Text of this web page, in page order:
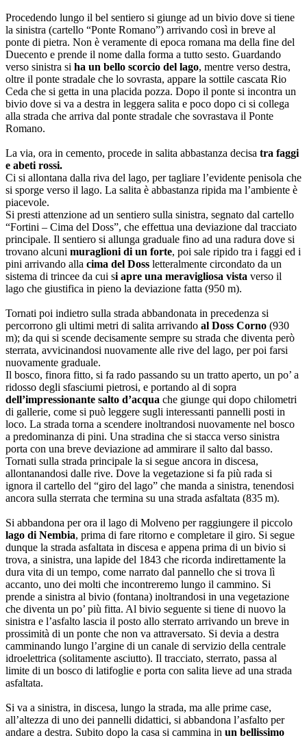
Procedendo lungo il bel sentiero si giunge ad un bivio dove si tiene
la sinistra (cartello “Ponte Romano”) arrivando così in breve al
ponte di pietra. Non è veramente di epoca romana ma della fine del
Duecento e prende il nome dalla forma a tutto sesto. Guardando
verso sinistra si ha un bello scorcio del lago, mentre verso destra,
oltre il ponte stradale che lo sovrasta, appare la sottile cascata Rio
Ceda che si getta in una placida pozza. Dopo il ponte si incontra un
bivio dove si va a destra in leggera salita e poco dopo ci si collega
alla strada che arriva dal ponte stradale che sovrastava il Ponte
Romano.
La via, ora in cemento, procede in salita abbastanza decisa tra faggi
e abeti rossi.
Ci si allontana dalla riva del lago, per tagliare l’evidente penisola che
si sporge verso il lago. La salita è abbastanza ripida ma l’ambiente è
piacevole.
Si presti attenzione ad un sentiero sulla sinistra, segnato dal cartello
“Fortini – Cima del Doss”, che effettua una deviazione dal tracciato
principale. Il sentiero si allunga graduale fino ad una radura dove si
trovano alcuni muraglioni di un forte, poi sale ripido tra i faggi ed i
pini arrivando alla cima del Doss letteralmente circondato da un
sistema di trincee da cui si apre una meravigliosa vista verso il
lago che giustifica in pieno la deviazione fatta (950 m).
Tornati poi indietro sulla strada abbandonata in precedenza si
percorrono gli ultimi metri di salita arrivando al Doss Corno (930
m); da qui si scende decisamente sempre su strada che diventa però
sterrata, avvicinandosi nuovamente alle rive del lago, per poi farsi
nuovamente graduale.
Il bosco, finora fitto, si fa rado passando su un tratto aperto, un po’ a
ridosso degli sfasciumi pietrosi, e portando al di sopra
dell’impressionante salto d’acqua che giunge qui dopo chilometri
di gallerie, come si può leggere sugli interessanti pannelli posti in
loco. La strada torna a scendere inoltrandosi nuovamente nel bosco
a predominanza di pini. Una stradina che si stacca verso sinistra
porta con una breve deviazione ad ammirare il salto dal basso.
Tornati sulla strada principale la si segue ancora in discesa,
allontanandosi dalle rive. Dove la vegetazione si fa più rada si
ignora il cartello del “giro del lago” che manda a sinistra, tenendosi
ancora sulla sterrata che termina su una strada asfaltata (835 m).
Si abbandona per ora il lago di Molveno per raggiungere il piccolo
lago di Nembia, prima di fare ritorno e completare il giro. Si segue
dunque la strada asfaltata in discesa e appena prima di un bivio si
trova, a sinistra, una lapide del 1843 che ricorda indirettamente la
dura vita di un tempo, come narrato dal pannello che si trova lì
accanto, uno dei molti che incontreremo lungo il cammino. Si
prende a sinistra al bivio (fontana) inoltrandosi in una vegetazione
che diventa un po’ più fitta. Al bivio seguente si tiene di nuovo la
sinistra e l’asfalto lascia il posto allo sterrato arrivando un breve in
prossimità di un ponte che non va attraversato. Si devia a destra
camminando lungo l’argine di un canale di servizio della centrale
idroelettrica (solitamente asciutto). Il tracciato, sterrato, passa al
limite di un bosco di latifoglie e porta con salita lieve ad una strada
asfaltata.
Si va a sinistra, in discesa, lungo la strada, ma alle prime case,
all’altezza di uno dei pannelli didattici, si abbandona l’asfalto per
andare a destra. Subito dopo la casa si cammina in un bellissimo